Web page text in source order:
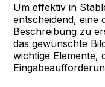
Um effektiv in
entscheidend, eine
Beschreibung zu
das gewünschte
wichtige Elemente,